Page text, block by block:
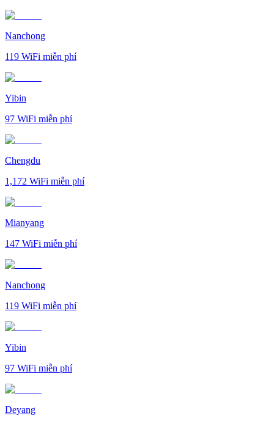
Nanchong
119 WiFi miễn phí
Yibin
97 WiFi miễn phí
Chengdu
1,172 WiFi miễn phí
Mianyang
147 WiFi miễn phí
Nanchong
119 WiFi miễn phí
Yibin
97 WiFi miễn phí
Deyang